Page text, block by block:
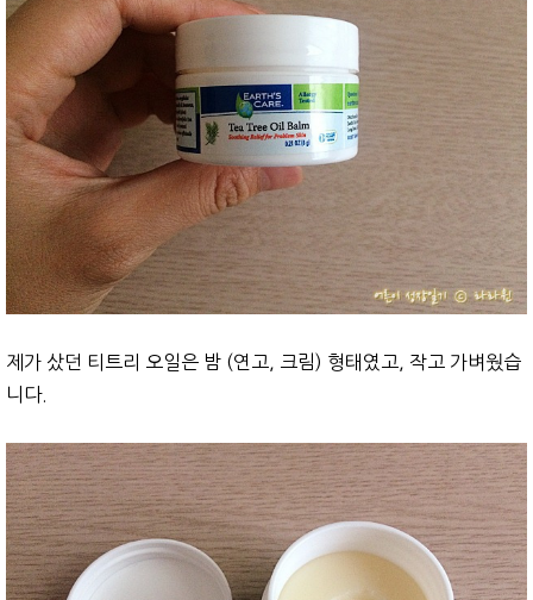
제가 샀던 티트리 오일은 밤 (연고, 크림) 형태였고, 작고 가벼웠습
니다.